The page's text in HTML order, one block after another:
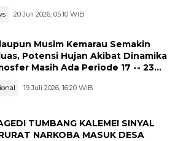
20 Juli 2026, 05:10 WIB
Musim Kemarau Semakin
Potensi Hujan Akibat Dinamika
Masih Ada Periode 17 -- 23
19 Juli 2026, 16:20 WIB
TUMBANG KALEMEI SINYAL
NARKOBA MASUK DESA